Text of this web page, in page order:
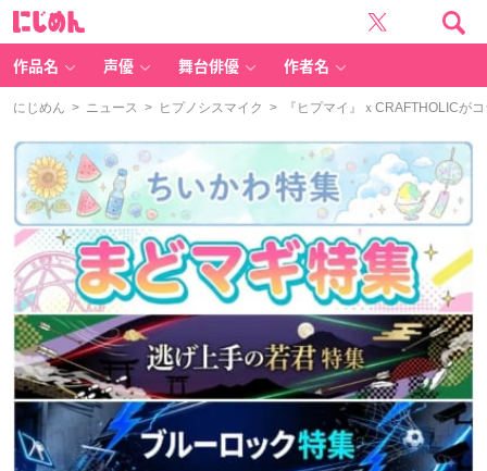
作品名 声優 舞台俳優 作者名
にじめん > ニュース > ヒプノシスマイク > 『ヒプマイ』ｘCRAFTHOLICが